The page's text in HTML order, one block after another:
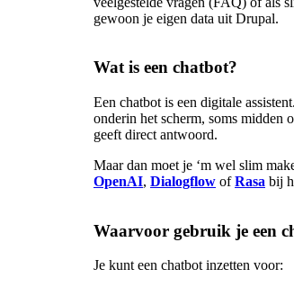
gewoon je eigen data uit Drupal.
Wat is een chatbot?
Een chatbot is een digitale
onderin het scherm, soms midden
geeft direct antwoord.
Maar dan moet je ‘m wel slim
OpenAI, Dialogflow ofRasa bij
Waarvoor gebruik je een
Je kunt een chatbot inzetten voor: